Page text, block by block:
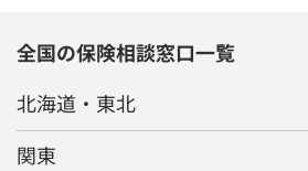
全国の保険相談窓口一覧
北海道・東北
関東